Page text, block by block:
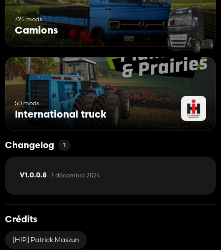
725 mods
Camions
50 mods
International truck
Changelog 1
V1.0.0.8 7 décembre 2024
Crédits
[HIP] Patrick Maszun